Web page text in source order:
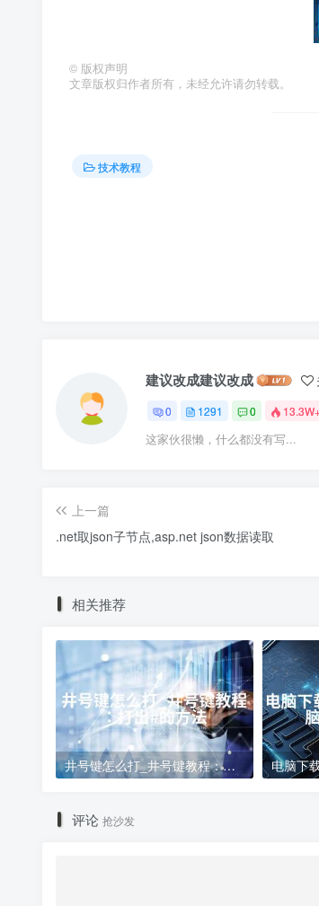
© 版权声明
文章版权归作者所有，未经允许请勿转载。
技术教程
建议改成建议改成
0 1291 0
这家伙很懒，什么都没有写...
上一篇
.net取json子节点,asp.net json数据读取
相关推荐
井号键怎么打_井号键教程：打出#的方法
评论 抢沙发